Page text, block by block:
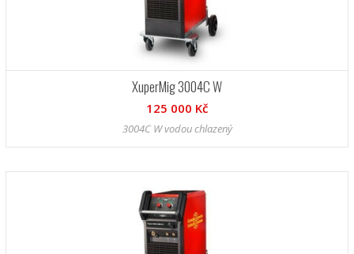
XuperMig 3004C W
125 000 Kč
3004C W vodou chlazený